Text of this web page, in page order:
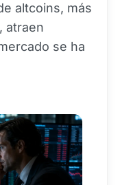
altcoins, más
atraen
se ha